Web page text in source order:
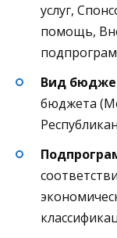
услуг,
помощь,
Вид
бюджета